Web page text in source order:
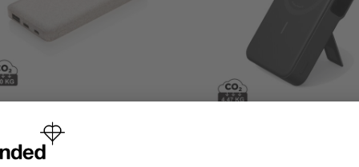
Vetestrå 10.000 mAh
powerbank